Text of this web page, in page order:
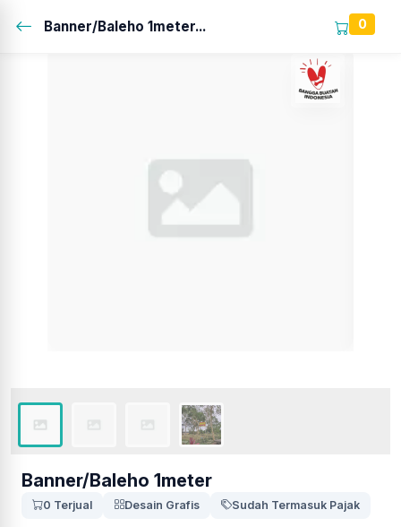
Banner/Baleho 1meter... 0
Banner/Baleho 1meter
0 Terjual Desain Grafis Sudah Termasuk Pajak